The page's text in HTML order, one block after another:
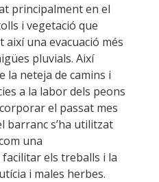
principalment en el
i vegetació que
una evacuació més
pluvials. Així
la neteja de camins i
a la labor dels peons
el passat mes
barranc s’ha utilitzat
una
els treballs i la
i males herbes.